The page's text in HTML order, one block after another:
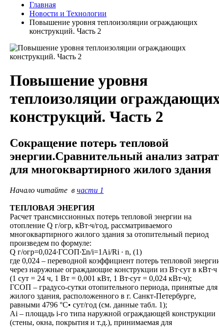
Главная
Новости и Технологии
Повышение уровня теплоизоляции ограждающих
конструкций. Часть 2
Повышение уровня
теплоизоляции
конструкций. Часть 2
Сокращение потерь тепловой
энергии.Сравнительный анализ затрат
для многоквартирного жилого здания
Начало читайте в части 1
ТЕПЛОВАЯ ЭНЕРГИЯ
Расчет трансмиссионных потерь тепловой энергии на
отопление Q г/огр, кВт∙ч/год, рассматриваемого
многоквартирного жилого здания за отопительный период
произведем по формуле:
Q г/огр=0,024∙ГСОП∙Σn/i=1Ai/Ri ∙ n, (1)
где 0,024 – переводной коэффициент потерь тепловой
через наружные ограждающие конструкции из Вт∙сут в кВт∙ч
(1 сут = 24 ч, 1 Вт = 0,001 кВт, 1 Вт∙сут = 0,024 кВт∙ч);
ГСОП – градусо-сутки отопительного периода, принятые для
жилого здания, расположенного в г. Санкт-Петербурге,
равными 4796 °C• сут/год (см. данные табл. 1);
Ai – площадь i-го типа наружной ограждающей конструкции
(стены, окна, покрытия и т.д.), принимаемая для